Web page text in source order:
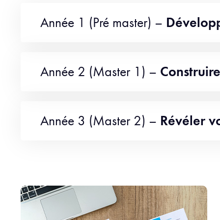
Année 1 (Pré master) –
Année 2 (Master 1) –
Année 3 (Master 2) – Révéler